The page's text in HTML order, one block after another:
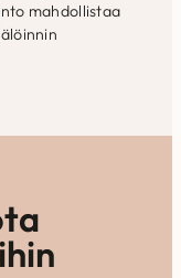
mahdollistaa